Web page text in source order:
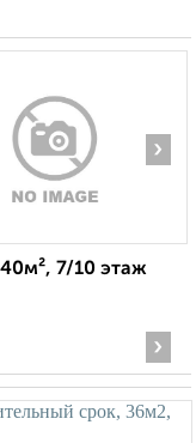
›
7/10 этаж
›